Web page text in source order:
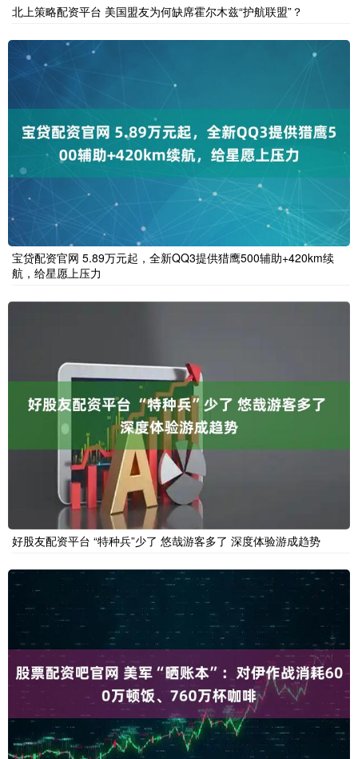
北上策略配资平台 美国盟友为何缺席霍尔木兹“护航联盟”？
宝贷配资官网 5.89万元起，全新QQ3提供猎鹰500辅助+420km续
航，给星愿上压力
好股友配资平台 “特种兵”少了 悠哉游客多了 深度体验游成趋势